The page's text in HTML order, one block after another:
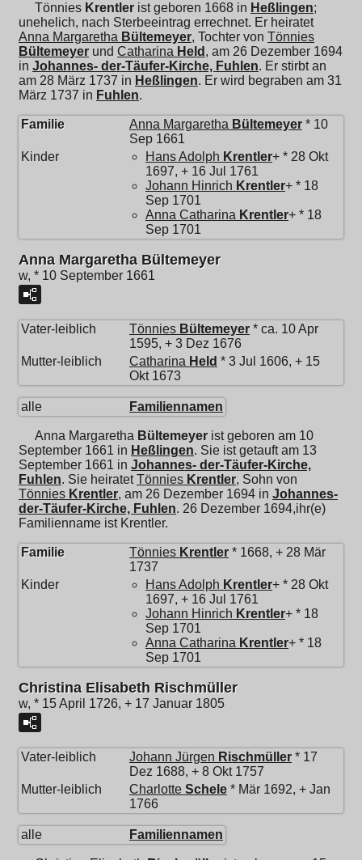
Tönnies Krentler ist geboren 1668 in Heßlingen;
unehelich, nach Sterbeeintrag errechnet. Er heiratet
Anna Margaretha Bültemeyer, Tochter von Tönnies
Bültemeyer und Catharina Held , am 26 Dezember 1694
in Johannes- der-Täufer-Kirche, Fuhlen. Er stirbt an
am 28 März 1737 in Heßlingen. Er wird begraben am 31
März 1737 in Fuhlen.
Familie Anna Margaretha Bültemeyer * 10
Sep 1661
Kinder
Hans Adolph Krentler+ * 28 Okt
1697, + 16 Jul 1761
Johann Hinrich Krentler+ * 18
Sep 1701
Anna Catharina Krentler+ * 18
Sep 1701
Anna Margaretha Bültemeyer
w, * 10 September 1661
Vater-leiblich Tönnies Bültemeyer * ca. 10 Apr
1595, + 3 Dez 1676
Mutter-leiblich
Catharina Held * 3 Jul 1606, + 15
Okt 1673
alle Familiennamen
Anna Margaretha Bültemeyer ist geboren am 10
September 1661 in Heßlingen. Sie ist getauft am 13
September 1661 in Johannes- der-Täufer-Kirche,
Fuhlen. Sie heiratetTönnies Krentler, Sohn von
Tönnies Krentler, am 26 Dezember 1694 in Johannes-
der-Täufer-Kirche, Fuhlen. 26 Dezember 1694,ihr(e)
Familienname ist Krentler.
Familie Tönnies Krentler * 1668, + 28 Mär
1737
Kinder
Hans Adolph Krentler+ * 28 Okt
1697, + 16 Jul 1761
Johann Hinrich Krentler+ * 18
Sep 1701
Anna Catharina Krentler+ * 18
Sep 1701
Christina Elisabeth Rischmüller
w, * 15 April 1726, + 17 Januar 1805
Vater-leiblich Johann Jürgen Rischmüller * 17
Dez 1688, + 8 Okt 1757
Mutter-leiblich
Charlotte Schele * Mär 1692, + Jan
1766
alle Familiennamen